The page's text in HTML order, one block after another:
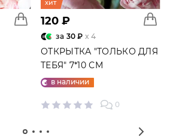
хит
120 ₽
за 30 ₽ x 4
ОТКРЫТКА "ТОЛЬКО ДЛЯ
ТЕБЯ" 7*10 СМ
в наличии
0